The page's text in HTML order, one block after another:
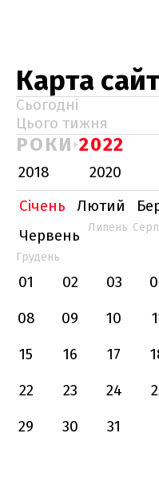
Карта
Сьогодні
Цього тижня
РОКИ 2022
2018 2020
Січень
Лютий
Червень
Липень
Грудень
01 02 03
08
09 10
15
16 17
22
23 24
29
30 31